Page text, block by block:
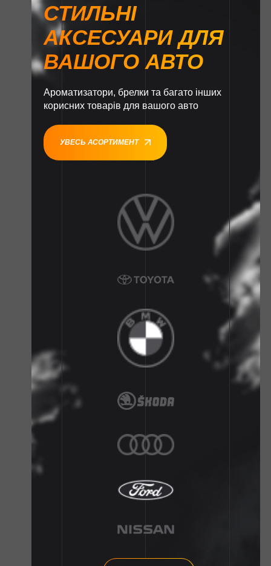
СТИЛЬНІ
АКСЕСУАРИ ДЛЯ
ВАШОГО АВТО
Ароматизатори, брелки та багато інших
корисних товарів для вашого авто
УВЕСЬ АСОРТИМЕНТ